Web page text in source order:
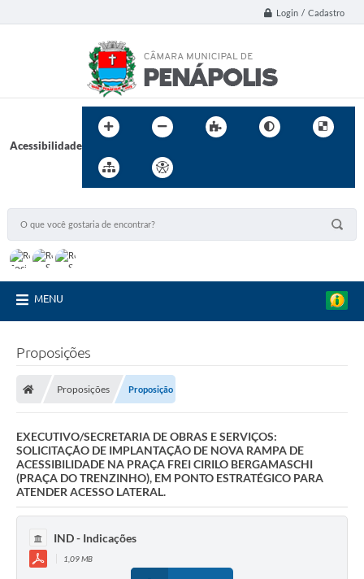
Login / Cadastro
Acessibilidade
MENU
Proposições
Proposições Proposição
EXECUTIVO/SECRETARIA DE OBRAS E SERVIÇOS:
SOLICITAÇÃO DE IMPLANTAÇÃO DE NOVA RAMPA DE
ACESSIBILIDADE NA PRAÇA FREI CIRILO BERGAMASCHI
(PRAÇA DO TRENZINHO), EM PONTO ESTRATÉGICO PARA
ATENDER ACESSO LATERAL.
IND - Indicações
1,09 MB